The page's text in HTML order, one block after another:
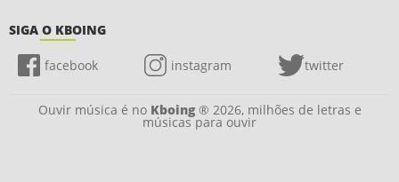
SIGA O KBOING
facebook instagram twitter
Ouvir música é no Kboing® 2026, milhões de letras e
músicas para ouvir